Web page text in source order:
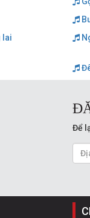
lai
Để